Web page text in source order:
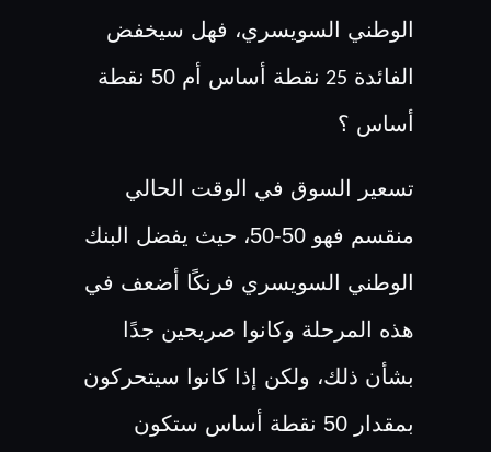
الوطني السويسري، فهل سيخفض
الفائدة 25
نقطة أساس أم 50 نقطة
أساس ؟
تسعير السوق في الوقت الحالي
منقسم فهو 50-50،
حيث يفضل البنك
الوطني السويسري فرنكًا أضعف في
هذه المرحلة وكانوا صريحين جدًا
بشأن ذلك، ولكن إذا كانوا سيتحركون
بمقدار 50 نقطة أساس ستكون